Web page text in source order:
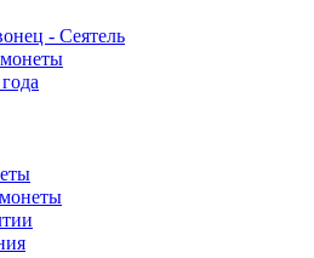
- Сеятель